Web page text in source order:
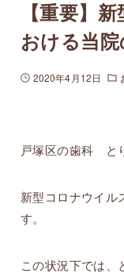
【重要】
おける当
2020年4月12日
戸塚区の歯科 と
新型コロナウイル
す。
この状況下では、